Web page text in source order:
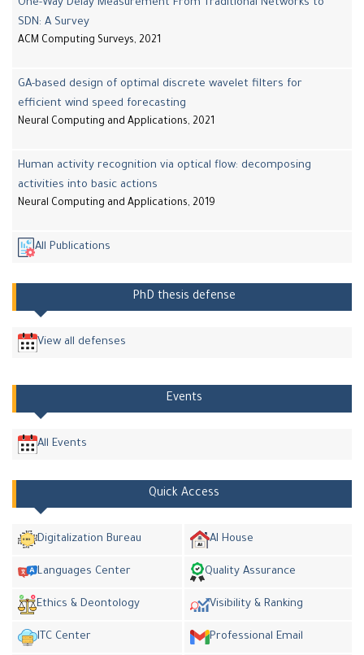
One-Way Delay Measurement From Traditional Networks to
SDN: A Survey
ACM Computing Surveys, 2021
GA-based design of optimal discrete wavelet filters for
efficient wind speed forecasting
Neural Computing and Applications, 2021
Human activity recognition via optical flow: decomposing
activities into basic actions
Neural Computing and Applications, 2019
All Publications
PhD thesis defense
View all defenses
Events
All Events
Quick Access
Digitalization Bureau AI House
Languages Center Quality Assurance
Ethics & Deontology Visibility & Ranking
ITC Center Professional Email